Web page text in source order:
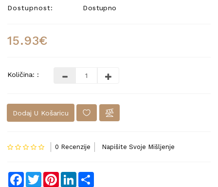
Dostupnost:
Dostupno
15.93€
Količina: :
Dodaj U Košaricu
0 Recenzije Napišite Svoje Mišljenje
Facebook
TwitterPinterestLinkedIn